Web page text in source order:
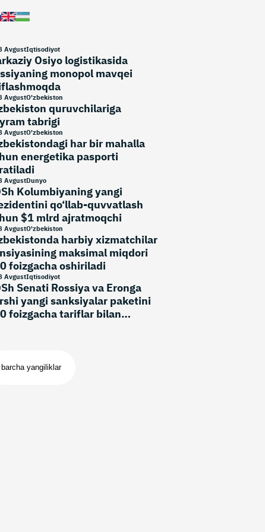
AvgustIqtisodiyot
Osiyo logistikasida
monopol mavqei
AvgustO'zbekiston
quruvchilariga
tabrigi
AvgustO'zbekiston
har bir mahalla
energetika pasporti
AvgustDunyo
Kolumbiyaning yangi
qo‘llab-quvvatlash
$1 mlrd ajratmoqchi
AvgustO'zbekiston
harbiy xizmatchilar
maksimal miqdori
foizgacha oshiriladi
AvgustIqtisodiyot
Senati Rossiya va Eronga
yangi sanksiyalar paketini
foizgacha tariflar bilan
barcha yangiliklar